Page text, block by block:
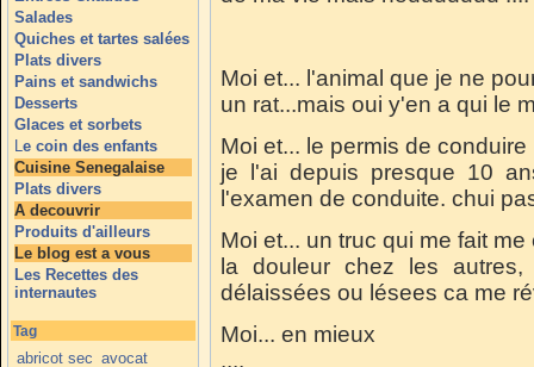
Salades
Quiches et tartes salées
Plats divers
Pains et sandwichs
Desserts
Glaces et sorbets
Le coin des enfants
Cuisine Senegalaise
Plats divers
A decouvrir
Produits d'ailleurs
Le blog est a vous
Les Recettes des
internautes
Tag
abricot sec avocat
Moi et... l'animal que je ne
un rat...mais oui y'en a qui le
Moi et... le permis de conduire
je l'ai depuis presque 10
l'examen de conduite. chui
Moi et... un truc qui me fait
la douleur chez les
délaissées ou lésees ca me
Moi... en mieux
....